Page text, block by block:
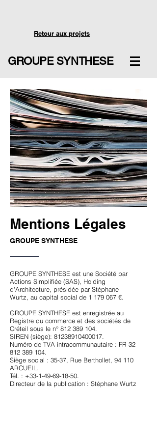
Retour aux projets
GROUPE SYNTHESE
Mentions Légales
GROUPE SYNTHESE
GROUPE SYNTHESE est une Société par
Actions Simplifiée (SAS), Holding
d'Architecture, présidée par Stéphane
Wurtz, au capital social de 1 179 067 €.
GROUPE SYNTHESE est enregistrée au
Registre du commerce et des sociétés de
Créteil sous le n° 812 389 104.
SIREN (siège): 81238910400017.
Numéro de TVA intracommunautaire : FR 32
812 389 104.
Siège social : 35-37, Rue Berthollet, 94 110
ARCUEIL.
Tél. : +33-1-49-69-18-50.
Directeur de la publication : Stéphane Wurtz